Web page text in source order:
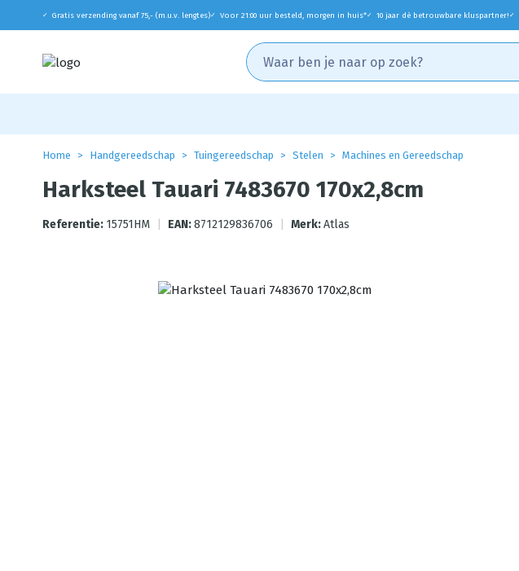
✓ Gratis verzending vanaf 75,- (m.u.v. lengtes)✓ Voor 21:00 uur besteld, morgen in huis*✓ 10 jaar dé betrouwbare kluspartner! ✓
Home Handgereedschap Tuingereedschap Stelen Machines en Gereedschap
Harksteel Tauari 7483670 170x2,8cm
Referentie: 15751HM EAN:8712129836706 Merk:Atlas